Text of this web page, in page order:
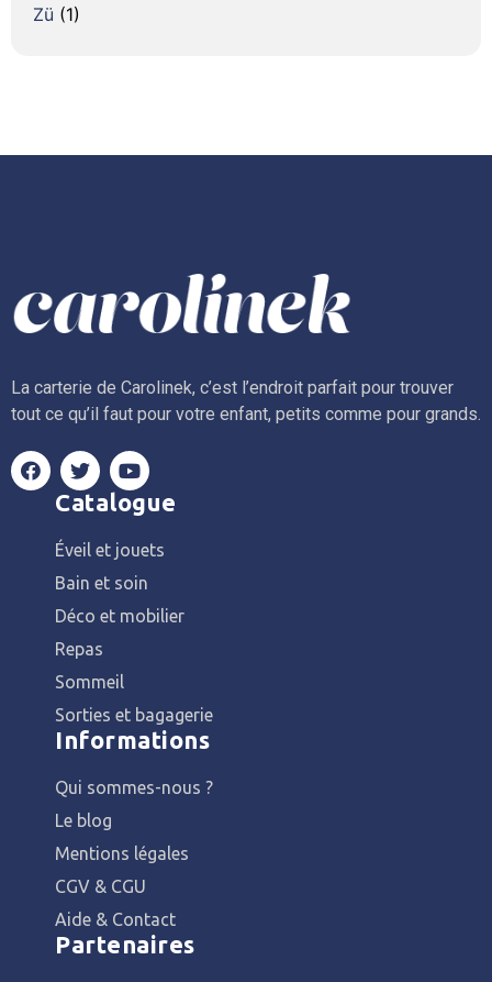
Zü (1)
La carterie de Carolinek, c’est l’endroit parfait pour trouver
tout ce qu’il faut pour votre enfant, petits comme pour grands.
Catalogue
Éveil et jouets
Bain et soin
Déco et mobilier
Repas
Sommeil
Sorties et bagagerie
Informations
Qui sommes-nous ?
Le blog
Mentions légales
CGV & CGU
Aide & Contact
Partenaires